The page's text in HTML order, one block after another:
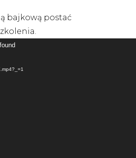
bajkową postać